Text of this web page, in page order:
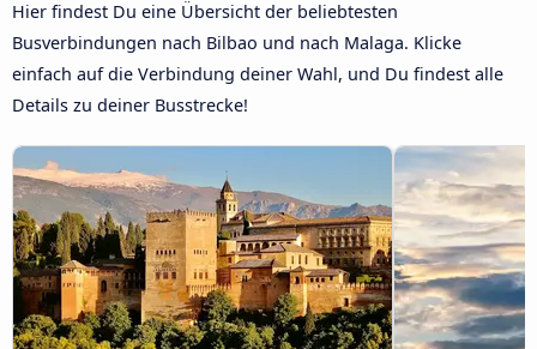
Hier findest Du eine Übersicht der beliebtesten
Busverbindungen nach Bilbao und nach Malaga. Klicke
einfach auf die Verbindung deiner Wahl, und Du findest alle
Details zu deiner Busstrecke!